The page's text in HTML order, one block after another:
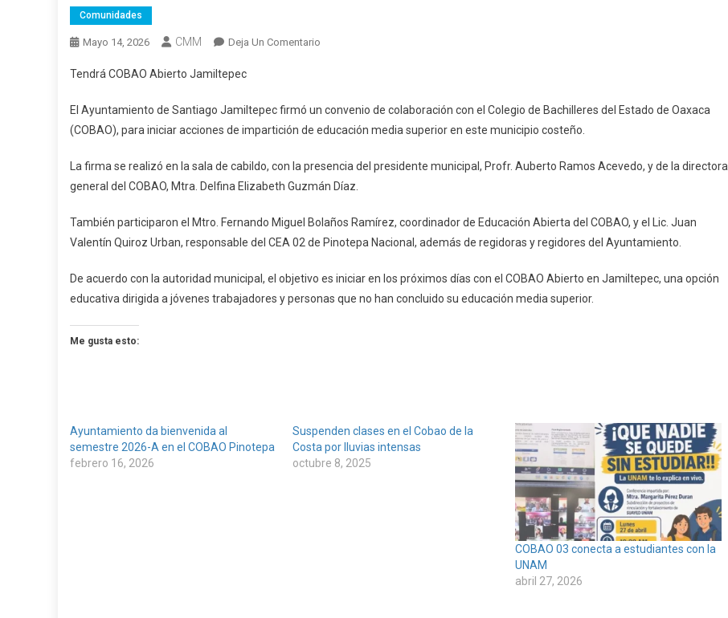
Comunidades
Mayo 14, 2026 CMM Deja Un Comentario
Jamiltepec
Tendrá COBAO Abierto Jamiltepec
El Ayuntamiento de Santiago Jamiltepec firmó un convenio de colaboración con el Colegio de Bachilleres del Estado de Oaxaca
(COBAO), para iniciar acciones de impartición de educación media superior en este municipio costeño.
La firma se realizó en la sala de cabildo, con la presencia del presidente municipal, Profr. Auberto Ramos Acevedo, y de la directora
general del COBAO, Mtra. Delfina Elizabeth Guzmán Díaz.
También participaron el Mtro. Fernando Miguel Bolaños Ramírez, coordinador de Educación Abierta del COBAO, y el Lic. Juan
Valentín Quiroz Urban, responsable del CEA 02 de Pinotepa Nacional, además de regidoras y regidores del Ayuntamiento.
De acuerdo con la autoridad municipal, el objetivo es iniciar en los próximos días con el COBAO Abierto en Jamiltepec, una opción
educativa dirigida a jóvenes trabajadores y personas que no han concluido su educación media superior.
Me gusta esto:
Ayuntamiento da bienvenida al
semestre 2026-A en el COBAO Pinotepa
febrero 16, 2026
Suspenden clases en el Cobao de la
Costa por lluvias intensas
octubre 8, 2025
COBAO 03 conecta a estudiantes con la
UNAM
abril 27, 2026